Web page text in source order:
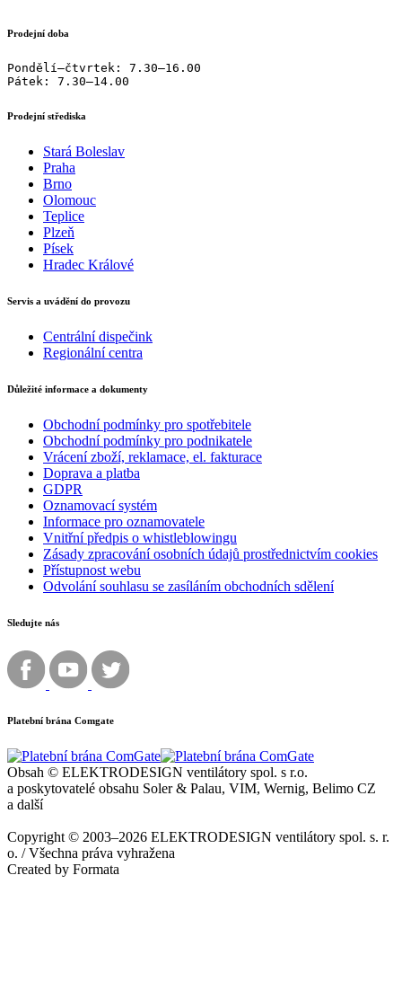
Prodejní doba
Pondělí–čtvrtek: 7.30–16.00
Pátek: 7.30–14.00
Prodejní střediska
Stará Boleslav
Praha
Brno
Olomouc
Teplice
Plzeň
Písek
Hradec Králové
Servis a uvádění do provozu
Centrální dispečink
Regionální centra
Důležité informace a dokumenty
Obchodní podmínky pro spotřebitele
Obchodní podmínky pro podnikatele
Vrácení zboží, reklamace, el. fakturace
Doprava a platba
GDPR
Oznamovací systém
Informace pro oznamovatele
Vnitřní předpis o whistleblowingu
Zásady zpracování osobních údajů prostřednictvím cookies
Přístupnost webu
Odvolání souhlasu se zasíláním obchodních sdělení
Sledujte nás
Platební brána Comgate
Obsah © ELEKTRODESIGN ventilátory spol. s r.o.
a poskytovatelé obsahu Soler & Palau, VIM, Wernig, Belimo CZ
a další
Copyright © 2003–2026 ELEKTRODESIGN ventilátory spol. s. r.
o. / Všechna práva vyhražena
Created by Formata